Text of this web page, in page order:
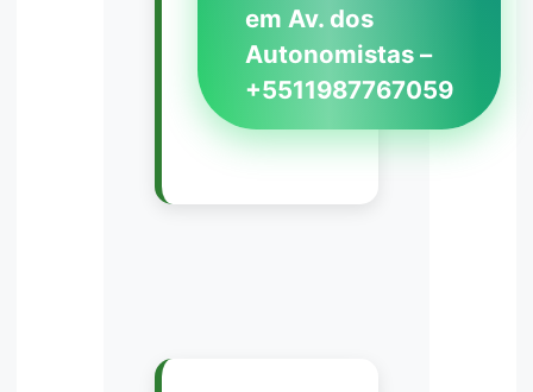
em Av. dos
Autonomistas –
+5511987767059